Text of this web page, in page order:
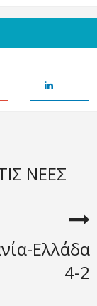
ΝΕΕΣ
Ελλάδα
4-2